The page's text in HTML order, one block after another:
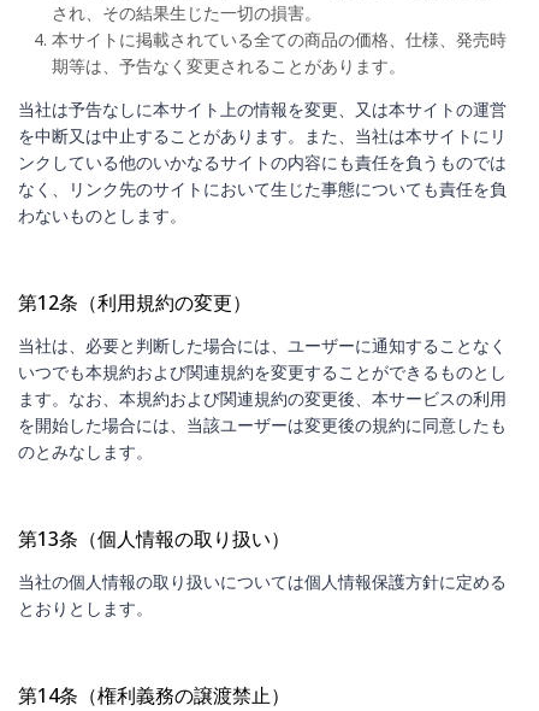
され、その結果生じた一切の損害。
本サイトに掲載されている全ての商品の価格、仕様、発売時
期等は、予告なく変更されることがあります。
当社は予告なしに本サイト上の情報を変更、又は本サイトの運営
を中断又は中止することがあります。また、当社は本サイトにリ
ンクしている他のいかなるサイトの内容にも責任を負うものでは
なく、リンク先のサイトにおいて生じた事態についても責任を負
わないものとします。
第12条（利用規約の変更）
当社は、必要と判断した場合には、ユーザーに通知することなく
いつでも本規約および関連規約を変更することができるものとし
ます。なお、本規約および関連規約の変更後、本サービスの利用
を開始した場合には、当該ユーザーは変更後の規約に同意したも
のとみなします。
第13条（個人情報の取り扱い）
当社の個人情報の取り扱いについては個人情報保護方針に定める
とおりとします。
第14条（権利義務の譲渡禁止）